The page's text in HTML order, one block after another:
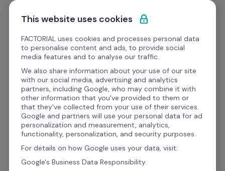
Ir al contenido
Empieza gratis
¿Te gustaría saber más
sobre esta integración?
Estás a un paso de aumentar tu productividad
con las Integraciones de Factorial. Rellena el
formulario para poder enviarte toda la
información sobre esta integración.
This website uses cookies
FACTORIAL uses cookies and processes personal data
to personalise content and ads, to provide social
media features and to analyse our traffic.
We also share information about your use of our site
with our social media, advertising and analytics
partners, including Google, who may combine it with
other information that you've provided to them or
that they've collected from your use of their services.
Google and partners will use your personal data for ad
personalization and measurement, analytics,
functionality, personalization, and security purposes.
For details on how Google uses your data, visit:
Google's Business Data Responsibility.